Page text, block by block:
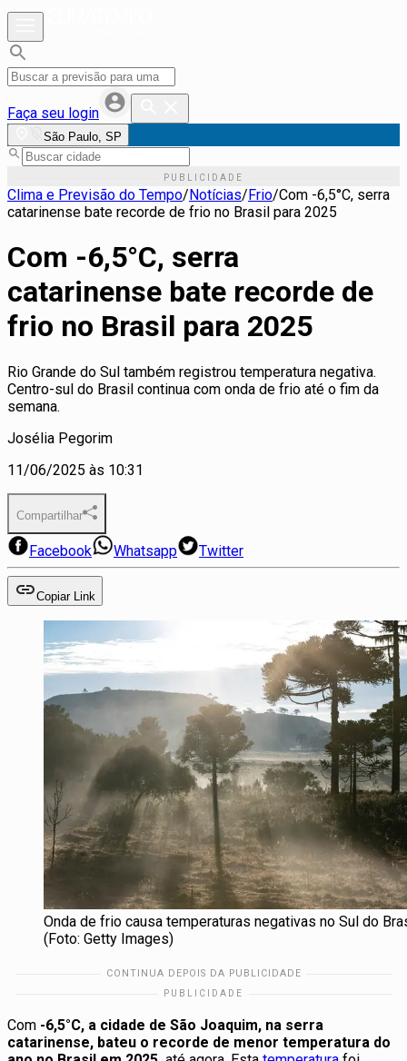
Faça seu login
São Paulo, SP
Clima e Previsão do Tempo/Notícias/Frio/Com -6,5°C, serra
catarinense bate recorde de frio no Brasil para 2025
Com -6,5°C, serra
catarinense bate recorde de
frio no Brasil para 2025
Rio Grande do Sul também registrou temperatura negativa.
Centro-sul do Brasil continua com onda de frio até o fim da
semana.
Josélia Pegorim
11/06/2025 às 10:31
Compartilhar
Facebook Whatsapp Twitter
Copiar Link
Onda de frio causa temperaturas negativas no Sul do
(Foto: Getty Images)
Com -6,5°C, a cidade de São Joaquim, na serra
catarinense, bateu o recorde de menor temperatura do